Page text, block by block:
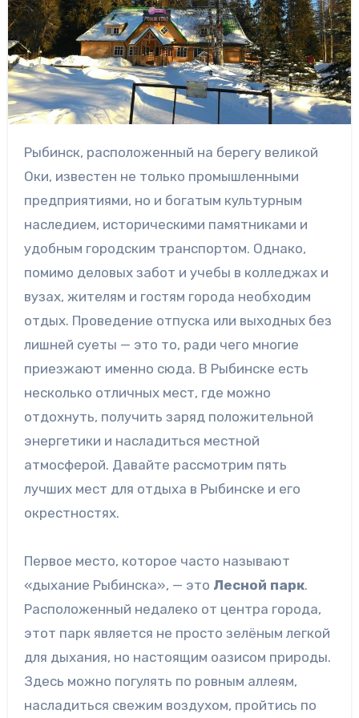
Рыбинск, расположенный на берегу великой
Оки, известен не только промышленными
предприятиями, но и богатым культурным
наследием, историческими памятниками и
удобным городским транспортом. Однако,
помимо деловых забот и учебы в колледжах и
вузах, жителям и гостям города необходим
отдых. Проведение отпуска или выходных без
лишней суеты — это то, ради чего многие
приезжают именно сюда. В Рыбинске есть
несколько отличных мест, где можно
отдохнуть, получить заряд положительной
энергетики и насладиться местной
атмосферой. Давайте рассмотрим пять
лучших мест для отдыха в Рыбинске и его
окрестностях.
Первое место, которое часто называют
«дыхание Рыбинска», — это Лесной парк.
Расположенный недалеко от центра города,
этот парк является не просто зелёным легкой
для дыхания, но настоящим оазисом природы.
Здесь можно погулять по ровным аллеям,
насладиться свежим воздухом, пройтись по